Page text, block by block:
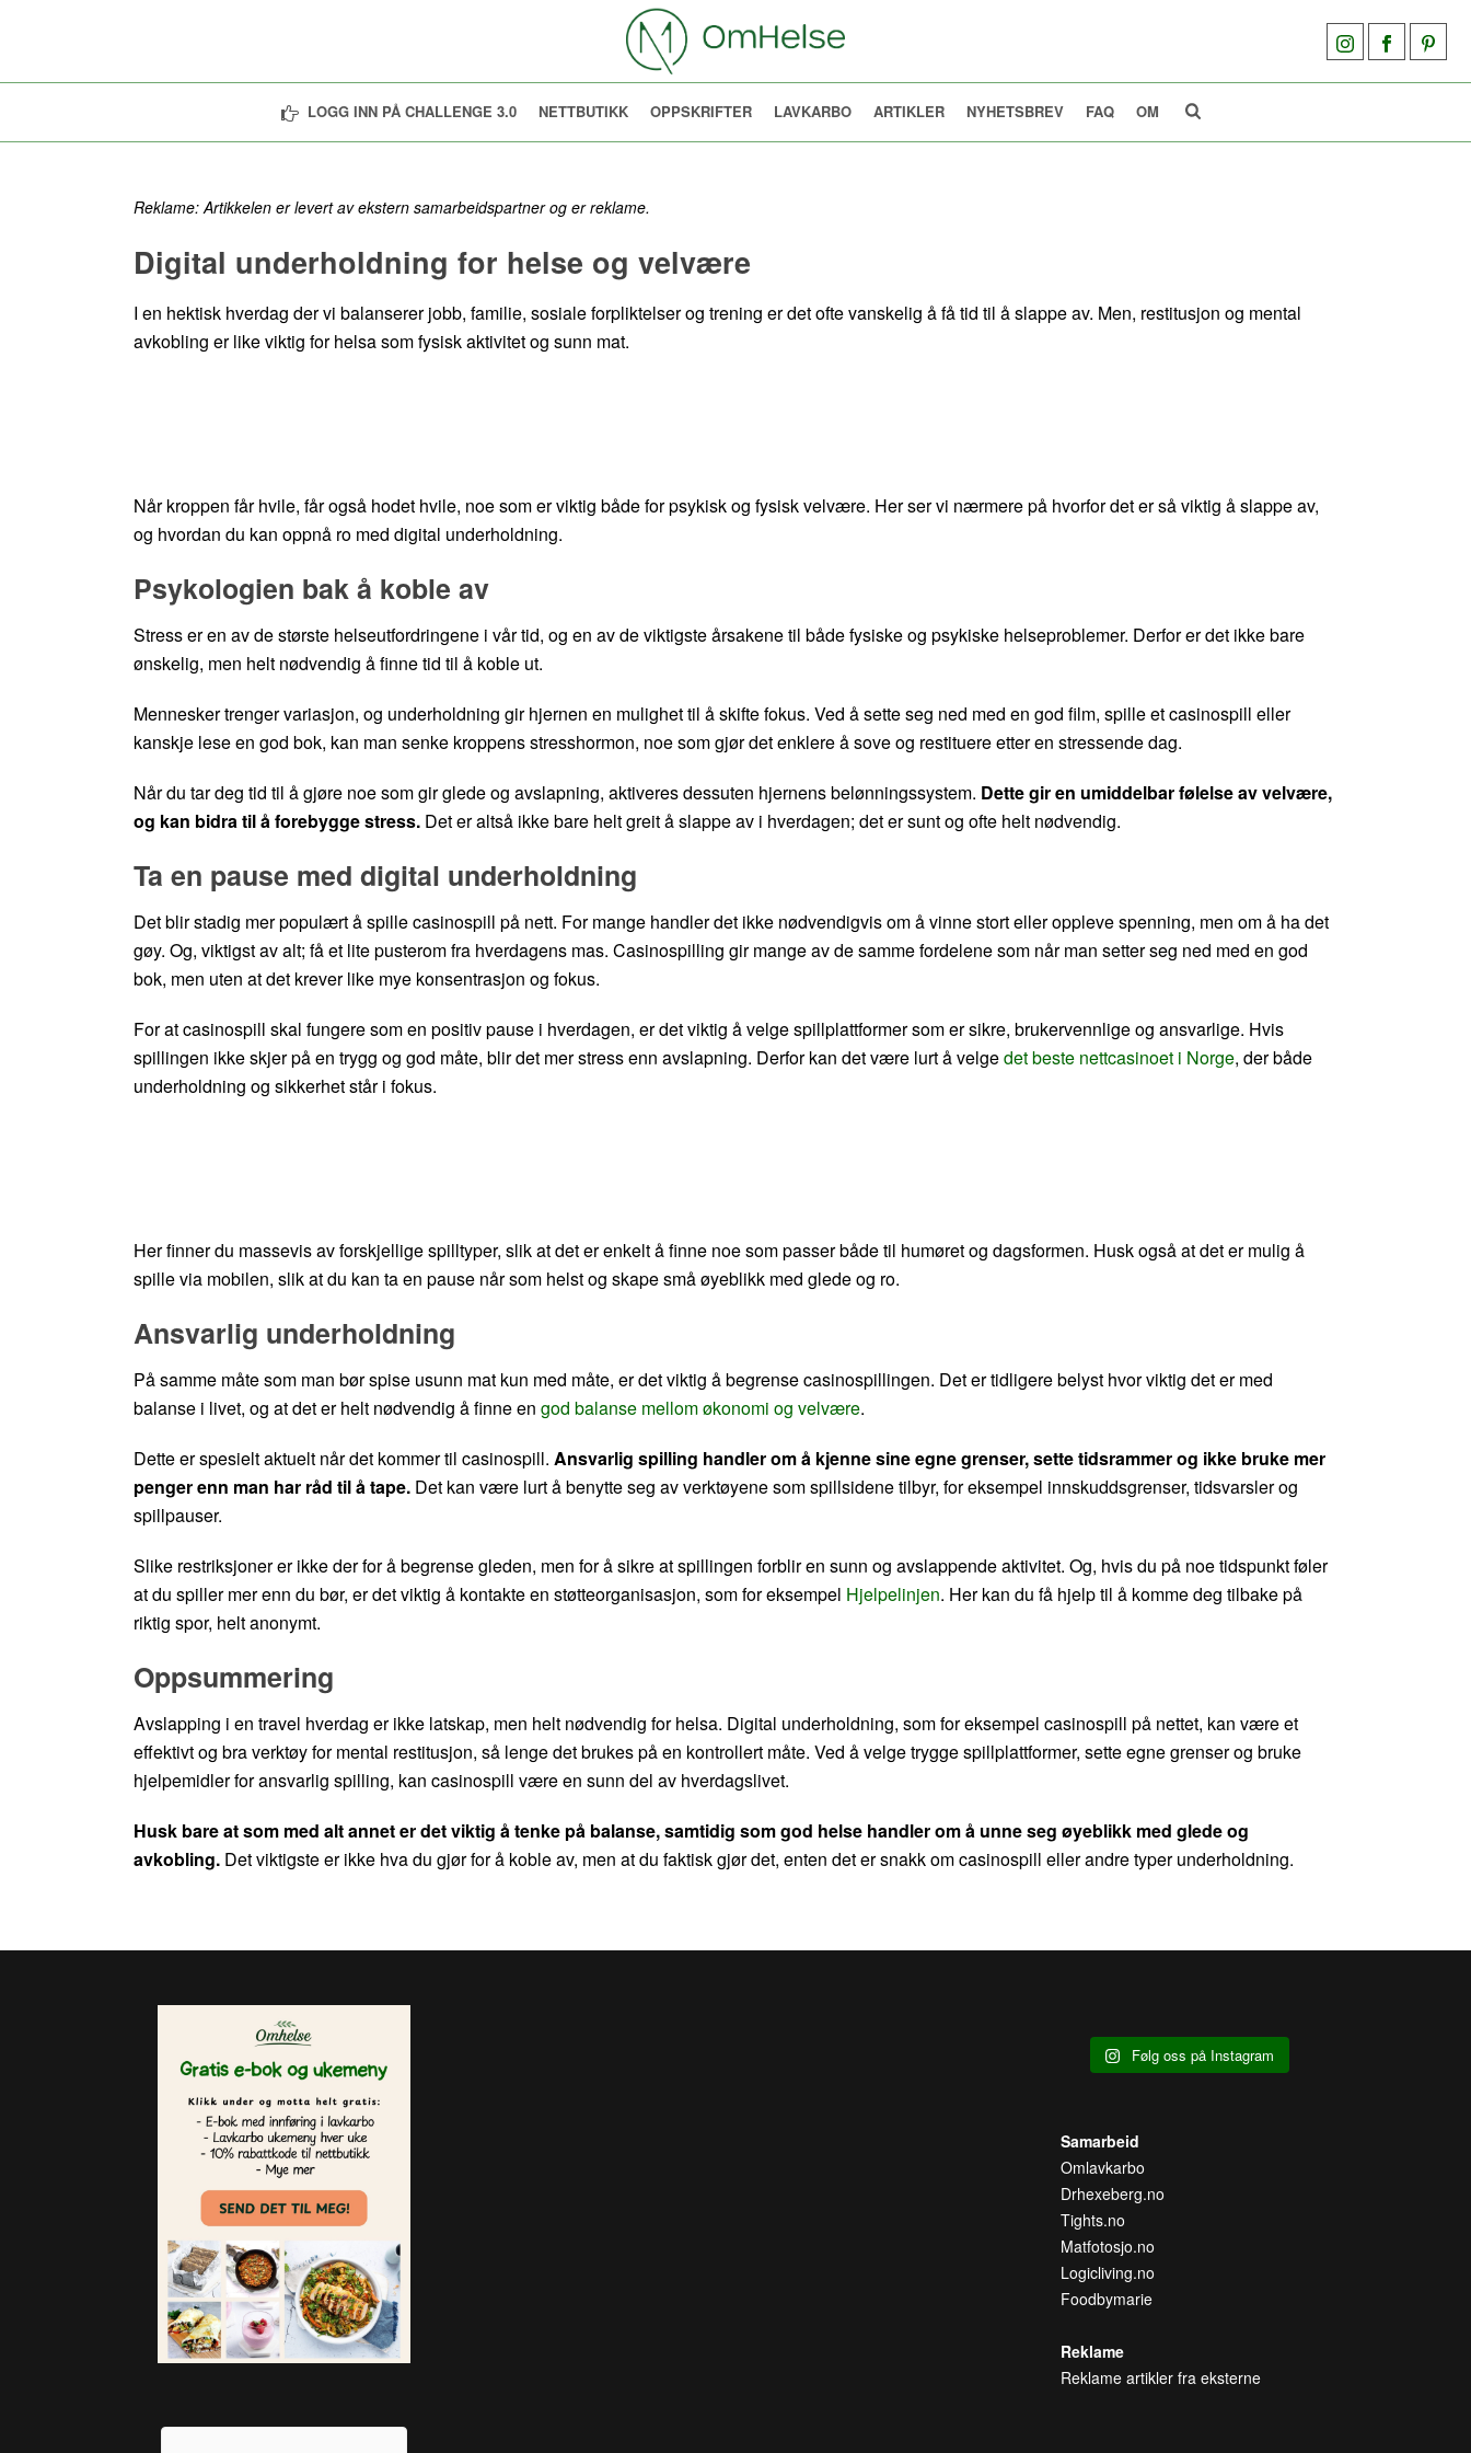
LOGG INN PÅ CHALLENGE 3.0 NETTBUTIKK OPPSKRIFTER LAVKARBO ARTIKLER NYHETSBREV FAQ OM
Reklame: Artikkelen er levert av ekstern samarbeidspartner og er reklame.
Digital underholdning for helse og velvære
I en hektisk hverdag der vi balanserer jobb, familie, sosiale forpliktelser og trening er det ofte vanskelig å få tid til å slappe av. Men, restitusjon og mental
avkobling er like viktig for helsa som fysisk aktivitet og sunn mat.
Når kroppen får hvile, får også hodet hvile, noe som er viktig både for psykisk og fysisk velvære. Her ser vi nærmere på hvorfor det er så viktig å slappe av,
og hvordan du kan oppnå ro med digital underholdning.
Psykologien bak å koble av
Stress er en av de største helseutfordringene i vår tid, og en av de viktigste årsakene til både fysiske og psykiske helseproblemer. Derfor er det ikke bare
ønskelig, men helt nødvendig å finne tid til å koble ut.
Mennesker trenger variasjon, og underholdning gir hjernen en mulighet til å skifte fokus. Ved å sette seg ned med en god film, spille et casinospill eller
kanskje lese en god bok, kan man senke kroppens stresshormon, noe som gjør det enklere å sove og restituere etter en stressende dag.
Når du tar deg tid til å gjøre noe som gir glede og avslapning, aktiveres dessuten hjernens belønningssystem. Dette gir en umiddelbar følelse av velvære,
og kan bidra til å forebygge stress. Det er altså ikke bare helt greit å slappe av i hverdagen; det er sunt og ofte helt nødvendig.
Ta en pause med digital underholdning
Det blir stadig mer populært å spille casinospill på nett. For mange handler det ikke nødvendigvis om å vinne stort eller oppleve spenning, men om å ha det
gøy. Og, viktigst av alt; få et lite pusterom fra hverdagens mas. Casinospilling gir mange av de samme fordelene som når man setter seg ned med en god
bok, men uten at det krever like mye konsentrasjon og fokus.
For at casinospill skal fungere som en positiv pause i hverdagen, er det viktig å velge spillplattformer som er sikre, brukervennlige og ansvarlige. Hvis
spillingen ikke skjer på en trygg og god måte, blir det mer stress enn avslapning. Derfor kan det være lurt å velgedet beste nettcasinoet i Norge, der både
underholdning og sikkerhet står i fokus.
Her finner du massevis av forskjellige spilltyper, slik at det er enkelt å finne noe som passer både til humøret og dagsformen. Husk også at det er mulig å
spille via mobilen, slik at du kan ta en pause når som helst og skape små øyeblikk med glede og ro.
Ansvarlig underholdning
På samme måte som man bør spise usunn mat kun med måte, er det viktig å begrense casinospillingen. Det er tidligere belyst hvor viktig det er med
balanse i livet, og at det er helt nødvendig å finne en god balanse mellom økonomi og velvære.
Dette er spesielt aktuelt når det kommer til casinospill. Ansvarlig spilling handler om å kjenne sine egne grenser, sette tidsrammer og ikke bruke mer
penger enn man har råd til å tape. Det kan være lurt å benytte seg av verktøyene som spillsidene tilbyr, for eksempel innskuddsgrenser, tidsvarsler og
spillpauser.
Slike restriksjoner er ikke der for å begrense gleden, men for å sikre at spillingen forblir en sunn og avslappende aktivitet. Og, hvis du på noe tidspunkt føler
at du spiller mer enn du bør, er det viktig å kontakte en støtteorganisasjon, som for eksempel Hjelpelinjen. Her kan du få hjelp til å komme deg tilbake på
riktig spor, helt anonymt.
Oppsummering
Avslapping i en travel hverdag er ikke latskap, men helt nødvendig for helsa. Digital underholdning, som for eksempel casinospill på nettet, kan være et
effektivt og bra verktøy for mental restitusjon, så lenge det brukes på en kontrollert måte. Ved å velge trygge spillplattformer, sette egne grenser og bruke
hjelpemidler for ansvarlig spilling, kan casinospill være en sunn del av hverdagslivet.
Husk bare at som med alt annet er det viktig å tenke på balanse, samtidig som god helse handler om å unne seg øyeblikk med glede og
avkobling. Det viktigste er ikke hva du gjør for å koble av, men at du faktisk gjør det, enten det er snakk om casinospill eller andre typer underholdning.
Følg oss på Instagram
Samarbeid
Omlavkarbo
Drhexeberg.no
Tights.no
Matfotosjo.no
Logicliving.no
Foodbymarie
Reklame
Reklame artikler fra eksterne